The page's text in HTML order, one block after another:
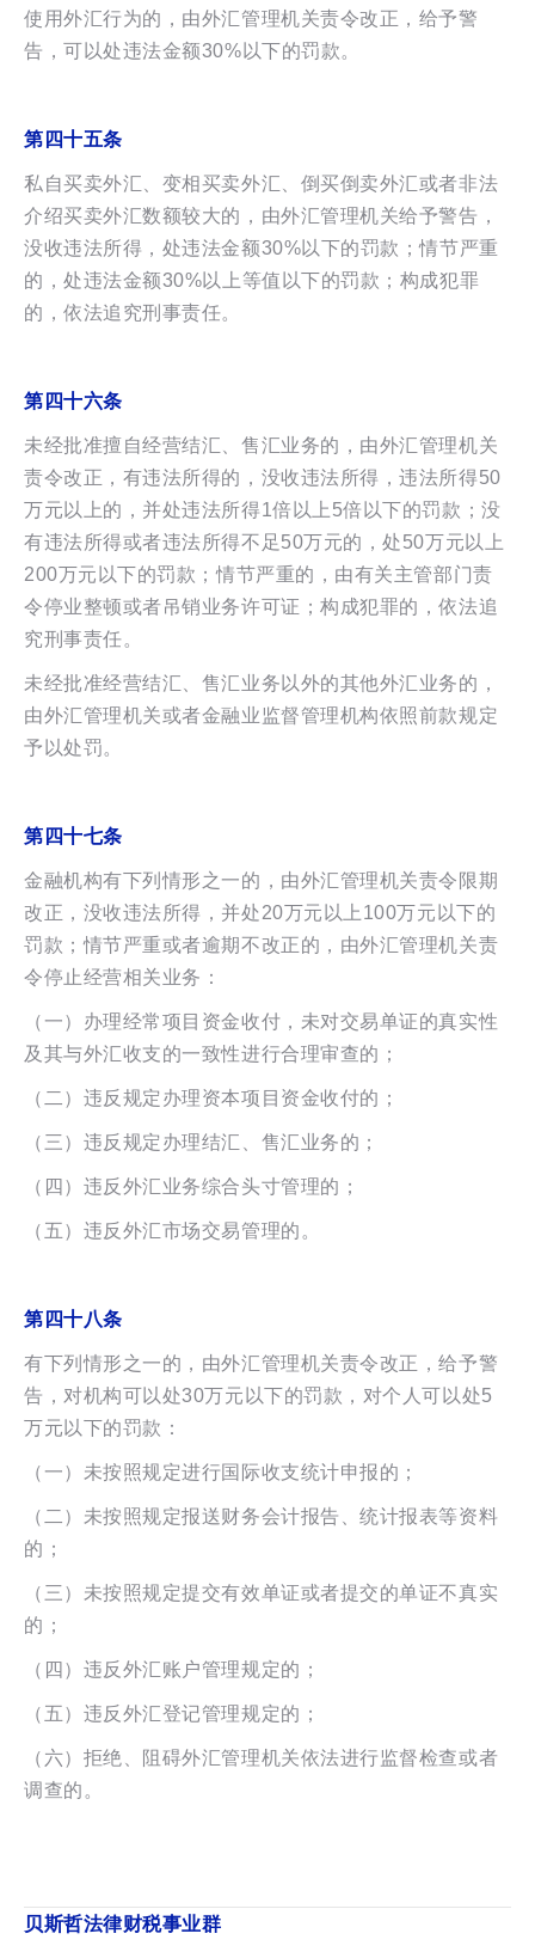
使用外汇行为的，由外汇管理机关责令改正，给予警
告，可以处违法金额30%以下的罚款。
第四十五条
私自买卖外汇、变相买卖外汇、倒买倒卖外汇或者非法
介绍买卖外汇数额较大的，由外汇管理机关给予警告，
没收违法所得，处违法金额30%以下的罚款；情节严重
的，处违法金额30%以上等值以下的罚款；构成犯罪
的，依法追究刑事责任。
第四十六条
未经批准擅自经营结汇、售汇业务的，由外汇管理机关
责令改正，有违法所得的，没收违法所得，违法所得50
万元以上的，并处违法所得1倍以上5倍以下的罚款；没
有违法所得或者违法所得不足50万元的，处50万元以上
200万元以下的罚款；情节严重的，由有关主管部门责
令停业整顿或者吊销业务许可证；构成犯罪的，依法追
究刑事责任。
未经批准经营结汇、售汇业务以外的其他外汇业务的，
由外汇管理机关或者金融业监督管理机构依照前款规定
予以处罚。
第四十七条
金融机构有下列情形之一的，由外汇管理机关责令限期
改正，没收违法所得，并处20万元以上100万元以下的
罚款；情节严重或者逾期不改正的，由外汇管理机关责
令停止经营相关业务：
（一）办理经常项目资金收付，未对交易单证的真实性
及其与外汇收支的一致性进行合理审查的；
（二）违反规定办理资本项目资金收付的；
（三）违反规定办理结汇、售汇业务的；
（四）违反外汇业务综合头寸管理的；
（五）违反外汇市场交易管理的。
第四十八条
有下列情形之一的，由外汇管理机关责令改正，给予警
告，对机构可以处30万元以下的罚款，对个人可以处5
万元以下的罚款：
（一）未按照规定进行国际收支统计申报的；
（二）未按照规定报送财务会计报告、统计报表等资料
的；
（三）未按照规定提交有效单证或者提交的单证不真实
的；
（四）违反外汇账户管理规定的；
（五）违反外汇登记管理规定的；
（六）拒绝、阻碍外汇管理机关依法进行监督检查或者
调查的。
贝斯哲法律财税事业群